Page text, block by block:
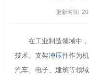
更新时间
在工业制造领域中
技术。支架冲压件作为
汽车、电子、建筑等领